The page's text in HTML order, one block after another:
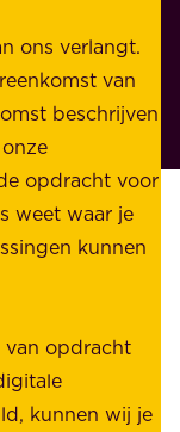
ons verlangt.
van
beschrijven
opdracht voor
weet waar je
kunnen
van opdracht
kunnen wij je